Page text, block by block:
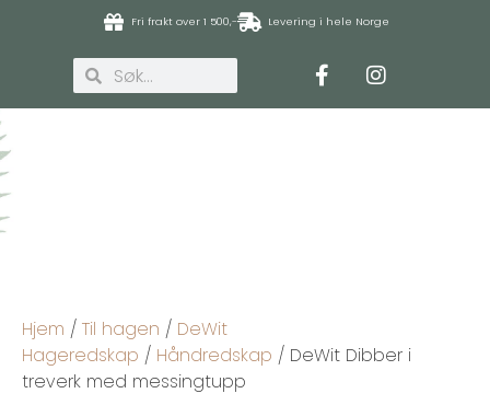
Fri frakt over 1 500,- Levering i hele Norge
Hjem / Til hagen / DeWit
Hageredskap / Håndredskap / DeWit Dibber i
treverk med messingtupp